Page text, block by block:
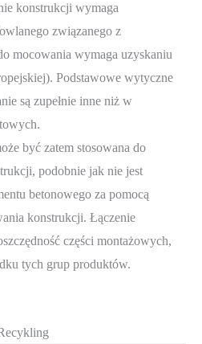
konstrukcji wymaga
związanego z
mocowania wymaga uzyskaniu
Podstawowe wytyczne
są zupełnie inne niż w
być zatem stosowana do
podobnie jak nie jest
betonowego za pomocą
konstrukcji. Łączenie
części montażowych,
tych grup produktów.